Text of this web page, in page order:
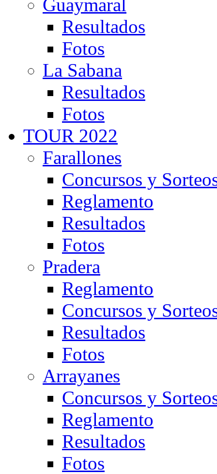
Guaymaral
Resultados
Fotos
La Sabana
Resultados
Fotos
TOUR 2022
Farallones
Concursos y
Reglamento
Resultados
Fotos
Pradera
Reglamento
Concursos y
Resultados
Fotos
Arrayanes
Concursos y
Reglamento
Resultados
Fotos